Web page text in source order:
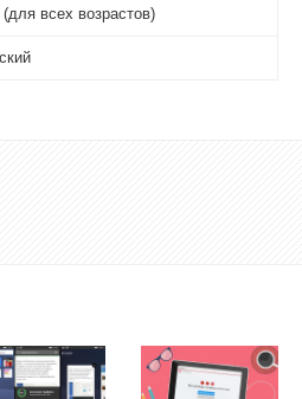
всех возрастов)